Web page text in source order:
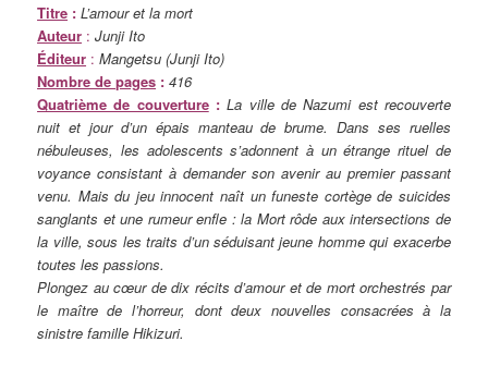
Titre : L’amour et la mort
Auteur :Junji Ito
Éditeur : Mangetsu (Junji Ito)
Nombre de pages : 416
Quatrième de couverture:La ville de Nazumi est recouverte
nuit et jour d’un épais manteau de brume. Dans ses ruelles
nébuleuses, les adolescents s’adonnent à un étrange rituel de
voyance consistant à demander son avenir au premier passant
venu. Mais du jeu innocent naît un funeste cortège de suicides
sanglants et une rumeur enfle : la Mort rôde aux intersections de
la ville, sous les traits d’un séduisant jeune homme qui exacerbe
toutes les passions.
Plongez au cœur de dix récits d’amour et de mort orchestrés par
le maître de l’horreur, dont deux nouvelles consacrées à la
sinistre famille Hikizuri.